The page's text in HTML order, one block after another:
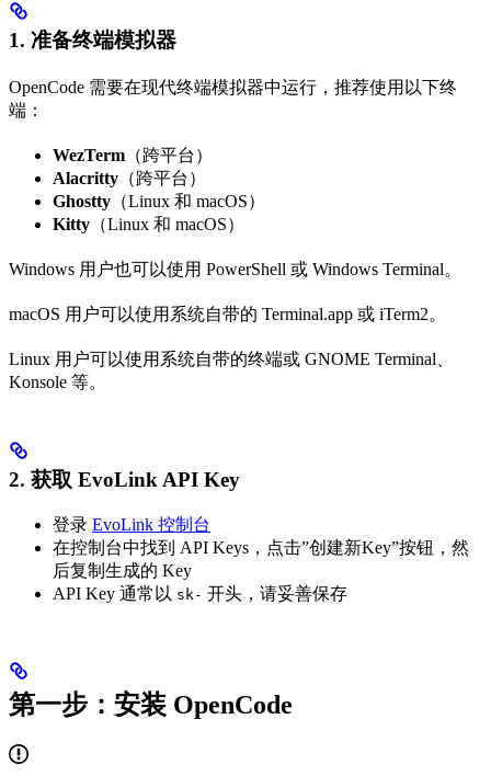
1. 准备终端模拟器
OpenCode 需要在现代终端模拟器中运行，推荐使用以下终
端：
WezTerm （跨平台）
Alacritty （跨平台）
Ghostty （Linux 和 macOS）
Kitty （Linux 和 macOS）
Windows 用户也可以使用 PowerShell 或 Windows Terminal。
macOS 用户可以使用系统自带的 Terminal.app 或 iTerm2。
Linux 用户可以使用系统自带的终端或 GNOME Terminal、
Konsole 等。
2. 获取 EvoLink API Key
登录 EvoLink 控制台
在控制台中找到 API Keys，点击”创建新Key”按钮，然
后复制生成的 Key
API Key 通常以 sk- 开头，请妥善保存
第一步：安装 OpenCode